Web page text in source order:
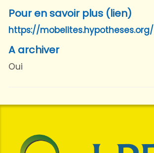
Pour en savoir plus (lien)
https://mobelites.hypotheses.org/
A archiver
Oui